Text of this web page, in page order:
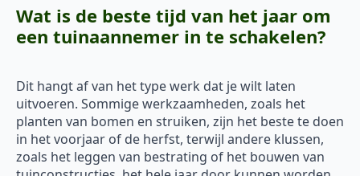
Wat is de beste tijd van het jaar om
een tuinaannemer in te schakelen?
Dit hangt af van het type werk dat je wilt laten
uitvoeren. Sommige werkzaamheden, zoals het
planten van bomen en struiken, zijn het beste te doen
in het voorjaar of de herfst, terwijl andere klussen,
zoals het leggen van bestrating of het bouwen van